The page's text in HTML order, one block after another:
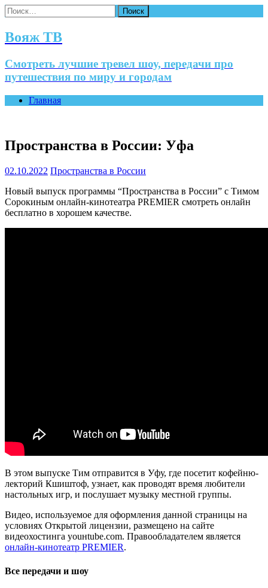
Найти:
Вояж ТВ
Смотреть лучшие тревел шоу, передачи про
путешествия по миру и городам
Главная
Пространства в России: Уфа
02.10.2022 Пространства в России
Новый выпуск программы “Пространства в России” с Тимом
Сорокиным онлайн-кинотеатра PREMIER смотреть онлайн
бесплатно в хорошем качестве.
В этом выпуске Тим отправится в Уфу, где посетит кофейню-
лекторий Кшиштоф, узнает, как проводят время любители
настольных игр, и послушает музыку местной группы.
Видео, используемое для оформления данной страницы на
условиях Открытой лицензии, размещено на сайте
видеохостинга youнtube.com. Правообладателем является
онлайн-кинотеатр PREMIER.
Все передачи и шоу